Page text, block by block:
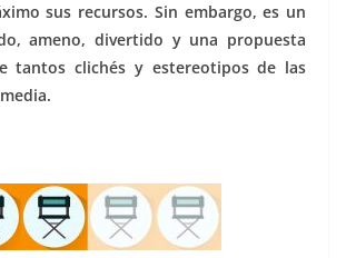
sus recursos. Sin embargo, es un
ameno, divertido y una propuesta
tantos clichés y estereotipos de las